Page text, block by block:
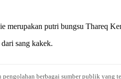
putri bungsu Thareq
sang kakek.
berbagai sumber publik